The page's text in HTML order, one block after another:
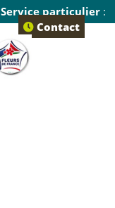
Service particulier:
Contact